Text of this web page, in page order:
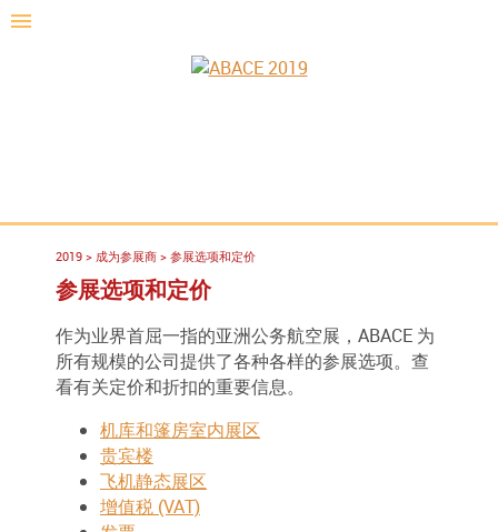
2019 > 成为参展商 > 参展选项和定价
参展选项和定价
作为业界首屈一指的亚洲公务航空展，ABACE 为
所有规模的公司提供了各种各样的参展选项。查
看有关定价和折扣的重要信息。
机库和篷房室内展区
贵宾楼
飞机静态展区
增值税 (VAT)